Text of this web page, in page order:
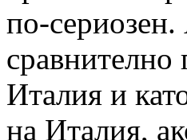
по-
сравнително
Италия и
на Италия,